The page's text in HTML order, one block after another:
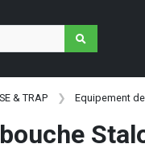
& TRAP Equipement